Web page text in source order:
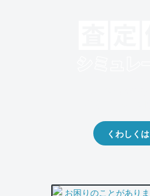
くわしく